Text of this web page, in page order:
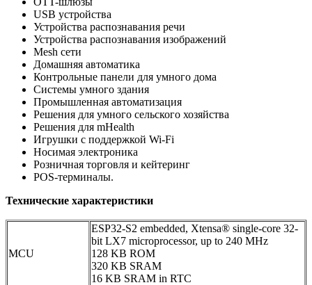
USB устройства
Устройства распознавания речи
Устройства распознавания изображений
Mesh сети
Домашняя автоматика
Контрольные панели для умного дома
Системы умного здания
Промышленная автоматизация
Решения для умного сельского хозяйства
Решения для mHealth
Игрушки с поддержкой Wi-Fi
Носимая электроника
Розничная торговля и кейтеринг
POS-терминалы.
Технические характеристики
MCU
ESP32-S2 embedded, Xtensa® single-core 32-
bit LX7 microprocessor, up to 240 MHz
128 KB ROM
320 KB SRAM
16 KB SRAM in RTC